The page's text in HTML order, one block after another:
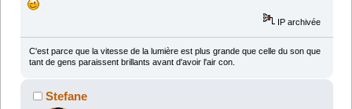
IP archivée
C'est parce que la vitesse de la lumière est plus grande que celle du son que
tant de gens paraissent brillants avant d'avoir l'air con.
Stefane